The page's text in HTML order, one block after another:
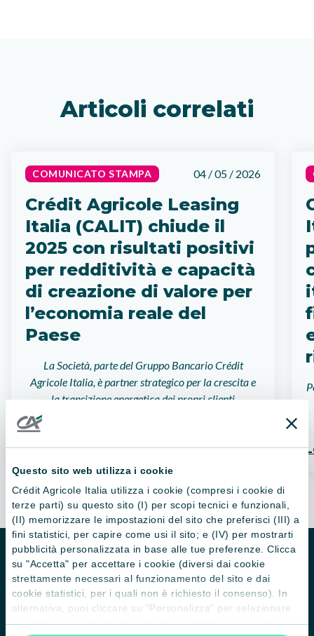
Questo sito web utilizza i cookie
Crédit Agricole Italia utilizza i cookie (compresi i cookie di
terze parti) su questo sito (I) per scopi tecnici e funzionali,
(II) memorizzare le impostazioni del sito che preferisci (III) a
fini statistici, per capire come usi il sito; e (IV) per mostrarti
pubblicità personalizzata in base alle tue preferenze. Clicca
su "Accetta" per accettare i cookie (diversi dai cookie
strettamente necessari al funzionamento del sito e dai
cookie statistici, per i quali non è richiesto il consenso). In
alternativa, puoi cliccare su "Personalizza" per selezionare
le categorie di cookie che desideri accettare. Cliccando sulla
Articoli correlati
COMUNICATO STAMPA 04 / 05 / 2026
Crédit Agricole Leasing
Italia (CALIT) chiude il
2025 con risultati positivi
per redditività e capacità
di creazione di valore per
l’economia reale del
Paese
La Società, parte del Gruppo Bancario Crédit
Agricole Italia, è partner strategico per la crescita e
la transizione energetica dei propri clienti
Leggi di più
Homepage News